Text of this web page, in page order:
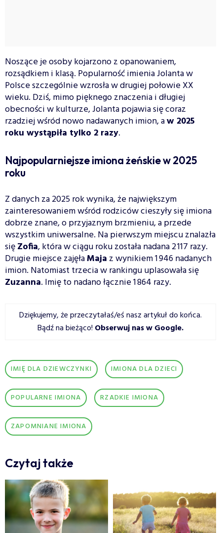
Noszące je osoby kojarzono z opanowaniem,
rozsądkiem i klasą. Popularność imienia Jolanta w
Polsce szczególnie wzrosła w drugiej połowie XX
wieku. Dziś, mimo pięknego znaczenia i długiej
obecności w kulturze, Jolanta pojawia się coraz
rzadziej wśród nowo nadawanych imion, aw 2025
roku wystąpiła tylko 2 razy.
Najpopularniejsze imiona żeńskie w 2025
roku
Z danych za 2025 rok wynika, że największym
zainteresowaniem wśród rodziców cieszyły się imiona
dobrze znane, o przyjaznym brzmieniu, a przede
wszystkim uniwersalne. Na pierwszym miejscu znalazła
sięZofia, która w ciągu roku została nadana 2 117 razy.
Drugie miejsce zajęłaMaja z wynikiem 1 946 nadanych
imion. Natomiast trzecia w rankingu uplasowała się
Zuzanna. Imię to nadano łącznie 1 864 razy.
Dziękujemy, że przeczytałaś/eś nasz artykuł do końca.
Bądź na bieżąco! Obserwuj nas w Google.
IMIĘ DLA DZIEWCZYNKI IMIONA DLA DZIECI
POPULARNE IMIONA RZADKIE IMIONA
ZAPOMNIANE IMIONA
Czytaj także